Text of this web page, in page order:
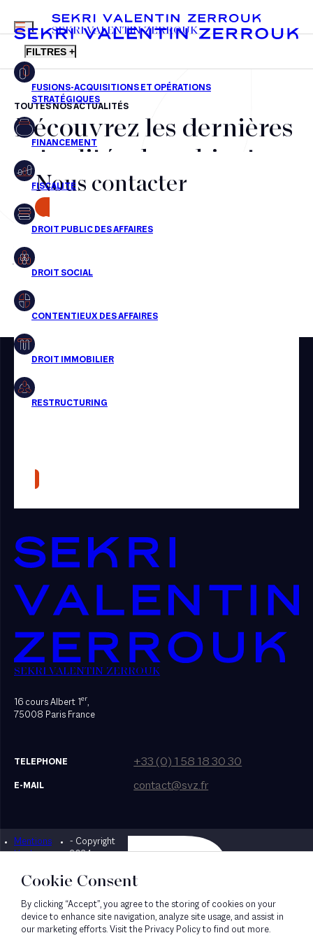
FR EN
MENU
SEKRI VALENTIN ZERROUK
FILTRES +
Fusions-acquisitions et opérations stratégiques
Financement
Fiscalité
Droit public des affaires
Droit social
Droit immobilier
Restructuring
Presse
TOUTES NOS ACTUALITÉS
Découvrez les dernières
actualités du cabinet,
nos récompenses et nos
transactions, jour après
jour
Aucun résultats pour cette recherche
Nous contacter
SEKRI VALENTIN ZERROUK
16 cours Albert 1er,
75008 Paris France
TELEPHONE +33 (0) 1 58 18 30 30
E-MAIL contact@svz.fr
Mentions
légales
- Copyright
2024
Designed by Bonhomme
Cookie Consent
By clicking “Accept”, you agree to the storing of cookies on your
device to enhance site navigation, analyze site usage, and assist in
our marketing efforts. Visit the Privacy Policy to find out more.